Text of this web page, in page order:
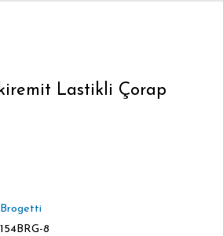
Lastikli Çorap
Brogetti
154BRG-8